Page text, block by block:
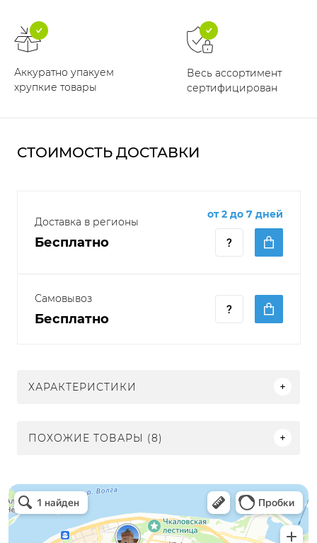
Аккуратно упакуем
хрупкие товары
Весь ассортимент
сертифицирован
СТОИМОСТЬ ДОСТАВКИ
Доставка в регионы
Бесплатно
от 2 до 7 дней
Самовывоз
Бесплатно
ХАРАКТЕРИСТИКИ
ПОХОЖИЕ ТОВАРЫ (8)
Электрон
Светильники в Нижнем Новгороде
Электротехническая продукция в Нижнем Новгороде